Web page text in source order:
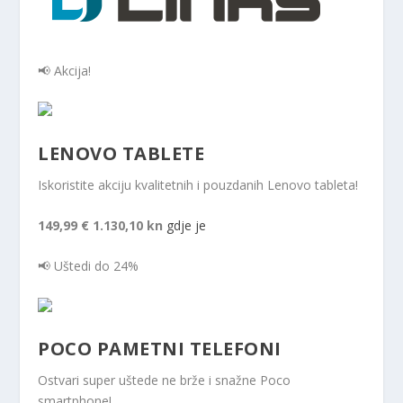
📢 Akcija!
LENOVO TABLETE
Iskoristite akciju kvalitetnih i pouzdanih Lenovo tableta!
149,99 € 1.130,10 kn gdje je
📢 Uštedi do 24%
POCO PAMETNI TELEFONI
Ostvari super uštede ne brže i snažne Poco